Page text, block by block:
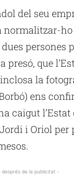
del seu
normalitzar-
persones
presó, que
la
ens
caigut l’Estat
i Oriol per
després de la publicitat -